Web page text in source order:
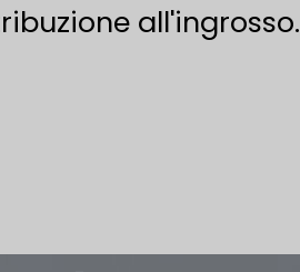
all'ingrosso.